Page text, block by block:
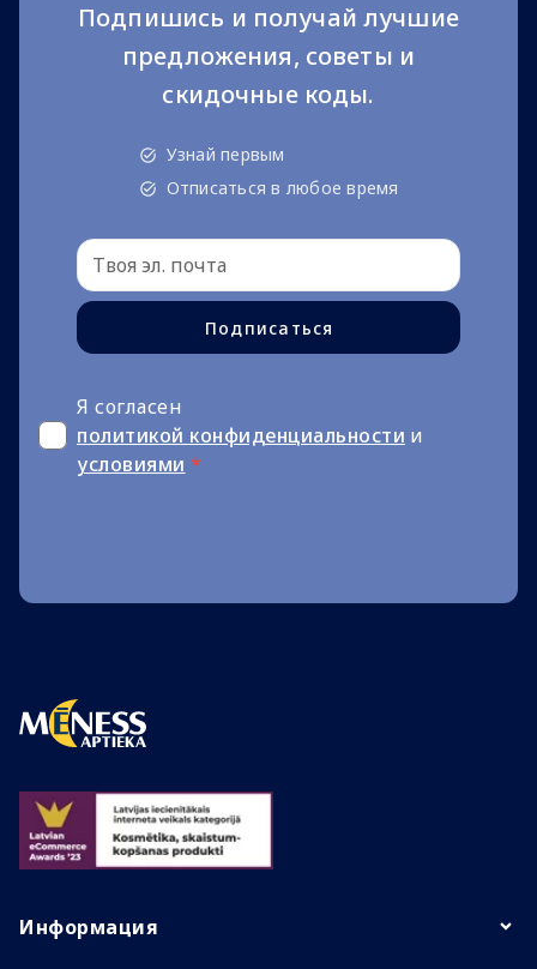
Подпишись и получай лучшие
предложения, советы и
скидочные коды.
Узнай первым
Отписаться в любое время
Подписаться
Я согласен
политикой конфиденциальности и
условиями *
Информация